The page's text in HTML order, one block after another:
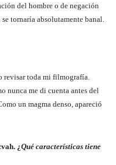
del hombre o de negación
tornaría absolutamente banal.
revisar toda mi filmografía.
nunca me di cuenta antes del
un magma denso, apareció
¿Qué características tiene